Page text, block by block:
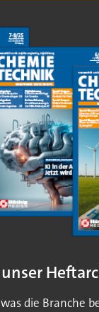
die Branche